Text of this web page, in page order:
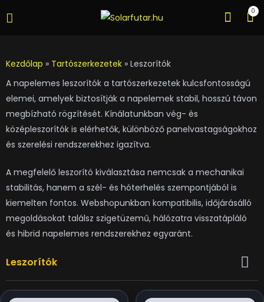
0
Kezdőlap » Tartószerkezetek » Leszorítók
A napelemes leszorítók a tartószerkezetek kulcsfontosságú
elemei, amelyek biztosítják a napelemek stabil, hosszú távon
megbízható rögzítését. Kínálatunkban vég- és
középleszorítók is elérhetők, különböző panelvastagságokhoz
és szerelési rendszerekhez igazítva.
A megfelelő leszorító kiválasztása nemcsak a mechanikai
stabilitás, hanem a szél- és hóterhelés szempontjából is
kiemelten fontos. Webshopunkban kompatibilis, időjárásálló
megoldásokat találsz szigetüzemű, hálózatra visszatápláló
és hibrid napelemes rendszerekhez egyaránt.
Leszorítók